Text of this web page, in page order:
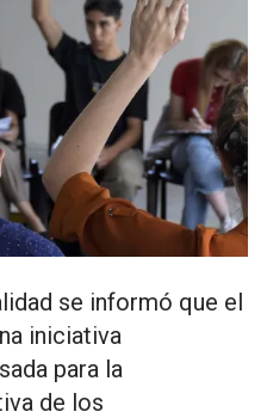
iniciativa
para la
de los